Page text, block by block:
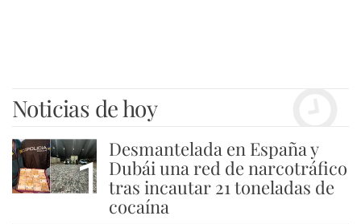
Noticias de hoy
1
Desmantelada en España y
Dubái una red de narcotráfico
tras incautar 21 toneladas de
cocaína